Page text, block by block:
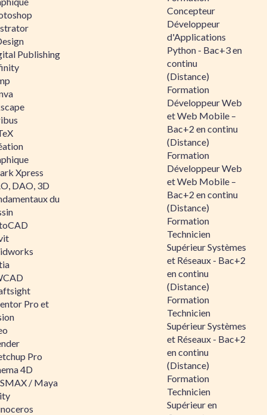
Publishing
Xpress
DAO, 3D
du
Pro et
Pro
4D
/ Maya
Concepteur
Développeur
d'Applications
Python - Bac+3 en
continu
(Distance)
Formation
Développeur Web
et Web Mobile –
Bac+2 en continu
(Distance)
Formation
Développeur Web
et Web Mobile –
Bac+2 en continu
(Distance)
Formation
Technicien
Supérieur Systèmes
et Réseaux - Bac+2
en continu
(Distance)
Formation
Technicien
Supérieur Systèmes
et Réseaux - Bac+2
en continu
(Distance)
Formation
Technicien
Supérieur en